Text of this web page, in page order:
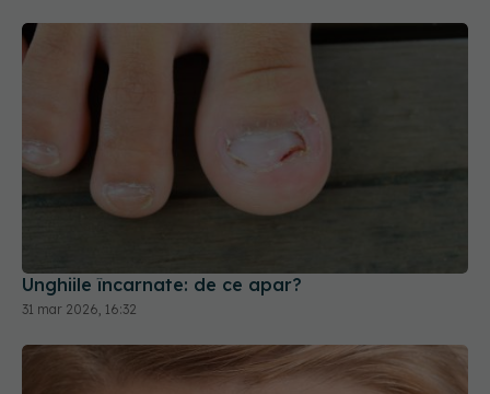
Unghiile încarnate: de ce apar?
31 mar 2026, 16:32